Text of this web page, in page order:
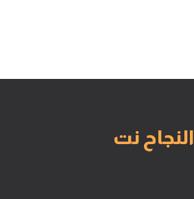
النجاح نت